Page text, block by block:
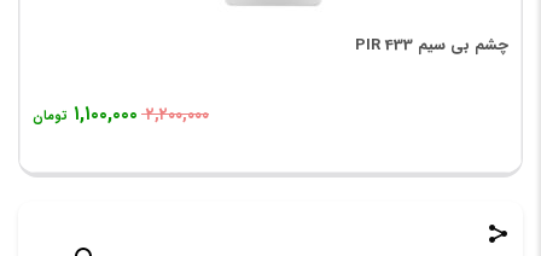
چشم بی سیم PIR 433
۲,۲۰۰,۰۰۰ ۱,۱۰۰,۰۰۰ تومان